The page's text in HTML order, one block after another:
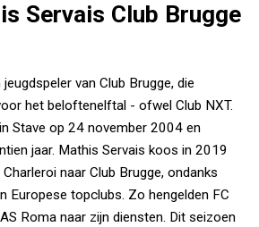
Servais Club Brugge
van Club Brugge, die
het beloftenelftal - ofwel Club NXT.
Stave op 24 november 2004 en
jaar. Mathis Servais koos in 2019
naar Club Brugge, ondanks
Europese topclubs. Zo hengelden FC
Roma naar zijn diensten. Dit seizoen